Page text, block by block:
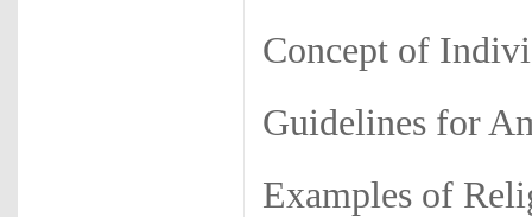
Concept of
Guidelines for
Examples of